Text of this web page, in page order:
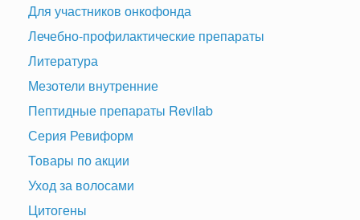
Для участников онкофонда
Лечебно-профилактические препараты
Литература
Мезотели внутренние
Пептидные препараты Revilab
Серия Ревиформ
Товары по акции
Уход за волосами
Цитогены